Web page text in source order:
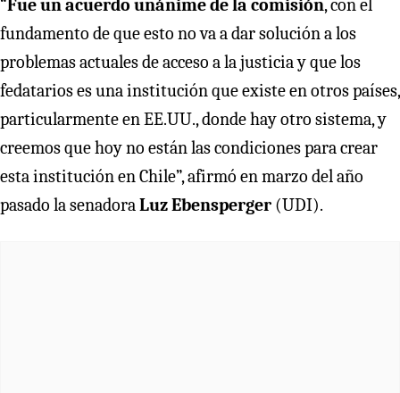
“Fue un acuerdo unánime de la comisión, con el
fundamento de que esto no va a dar solución a los
problemas actuales de acceso a la justicia y que los
fedatarios es una institución que existe en otros países,
particularmente en EE.UU., donde hay otro sistema, y
creemos que hoy no están las condiciones para crear
esta institución en Chile”, afirmó en marzo del año
pasado la senadoraLuz Ebensperger (UDI).